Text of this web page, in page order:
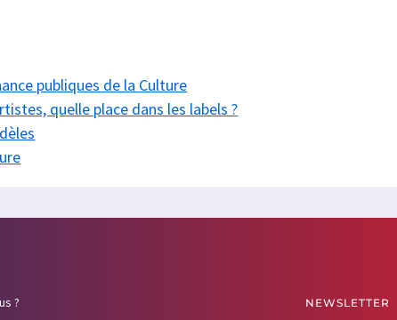
publiques de la Culture
quelle place dans les labels ?
? NEWSLETTER